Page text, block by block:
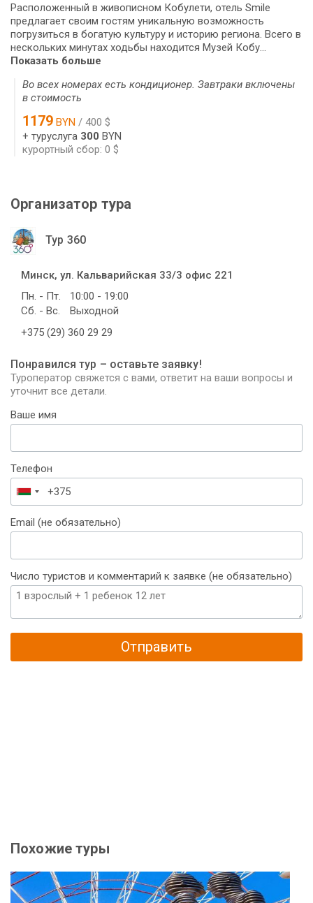
Расположенный в живописном Кобулети, отель Smile
предлагает своим гостям уникальную возможность
погрузиться в богатую культуру и историю региона. Всего в
нескольких минутах ходьбы находится Музей Кобу...
Показать больше
Во всех номерах есть кондиционер. Завтраки включены
в стоимость
1179 BYN / 400 $
+ туруслуга 300 BYN
курортный сбор: 0 $
Организатор тура
Тур 360
Минск, ул. Кальварийская 33/3 офис 221
Пн. - Пт.
10:00 - 19:00
Сб. - Вс.
Выходной
+375 (29) 360 29 29
Понравился тур – оставьте заявку!
Туроператор свяжется с вами, ответит на ваши вопросы и
уточнит все детали.
Ваше имя
Телефон
Беларусь
+375
Email (не обязательно)
Число туристов и комментарий к заявке (не обязательно)
Отправить
Похожие туры